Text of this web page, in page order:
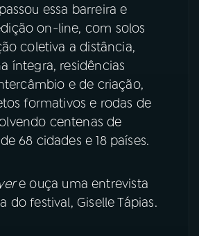
Facebook
X
essa barreira e
on-line, com solos
coletiva a distância,
íntegra, residências
e de criação,
formativos e rodas de
centenas de
68 cidades e 18 países.
e ouça uma entrevista
do festival, Giselle Tápias.